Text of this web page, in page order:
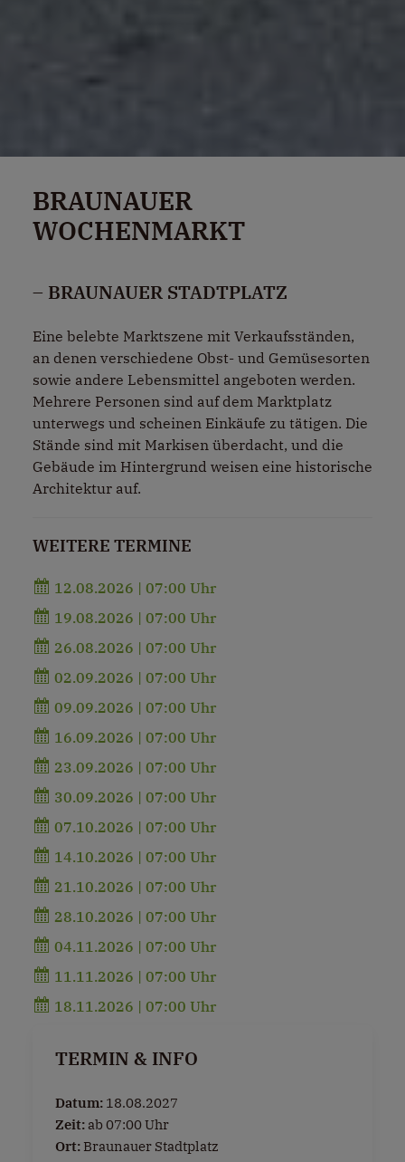
BRAUNAUER
WOCHENMARKT
– BRAUNAUER STADTPLATZ
Eine belebte Marktszene mit Verkaufsständen,
an denen verschiedene Obst- und Gemüsesorten
sowie andere Lebensmittel angeboten werden.
Mehrere Personen sind auf dem Marktplatz
unterwegs und scheinen Einkäufe zu tätigen. Die
Stände sind mit Markisen überdacht, und die
Gebäude im Hintergrund weisen eine historische
Architektur auf.
WEITERE TERMINE
12.08.2026 | 07:00 Uhr
19.08.2026 | 07:00 Uhr
26.08.2026 | 07:00 Uhr
02.09.2026 | 07:00 Uhr
09.09.2026 | 07:00 Uhr
16.09.2026 | 07:00 Uhr
23.09.2026 | 07:00 Uhr
30.09.2026 | 07:00 Uhr
07.10.2026 | 07:00 Uhr
14.10.2026 | 07:00 Uhr
21.10.2026 | 07:00 Uhr
28.10.2026 | 07:00 Uhr
04.11.2026 | 07:00 Uhr
11.11.2026 | 07:00 Uhr
18.11.2026 | 07:00 Uhr
TERMIN & INFO
Datum: 18.08.2027
Zeit: ab 07:00 Uhr
Ort: Braunauer Stadtplatz